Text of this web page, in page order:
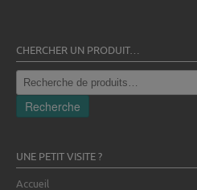
CHERCHER UN PRODUIT…
Recherche
pour :
Recherche
UNE PETIT VISITE ?
Accueil